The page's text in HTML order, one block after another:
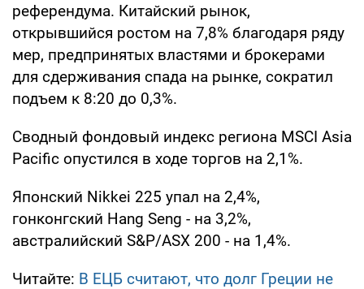
референдума. Китайский рынок,
открывшийся ростом на 7,8% благодаря ряду
мер, предпринятых властями и брокерами
для сдерживания спада на рынке, сократил
подъем к 8:20 до 0,3%.
Сводный фондовый индекс региона MSCI Asia
Pacific опустился в ходе торгов на 2,1%.
Японский Nikkei 225 упал на 2,4%,
гонконгский Hang Seng - на 3,2%,
австралийский S&P/ASX 200 - на 1,4%.
Читайте: В ЕЦБ считают, что долг Греции не